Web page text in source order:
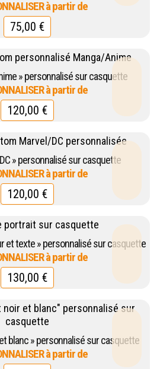
75,00 €
» personnalisé sur casquette
120,00 €
» personnalisé sur casquette
120,00 €
et texte » personnalisé sur casquette
130,00 €
blanc » personnalisé sur casquette